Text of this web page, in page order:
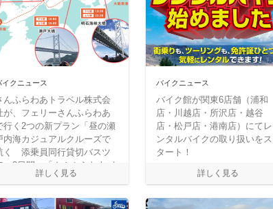
イクニュース
んふらわあトラベル株式会
が、フェリーさんふらわあ
行く2つの新プラン「昼の瀬
内海カジュアルクルーズで
く 添乗員同行貸切バスツ
ー3日間」「さんふらわあ ま
る得パック」を発売！
バイクニュース
バイク館が関東6店舗（浦和
店・川越店・所沢店・越谷
店・松戸店・港南店）にてレ
ンタルバイクの取り扱いをス
タート！